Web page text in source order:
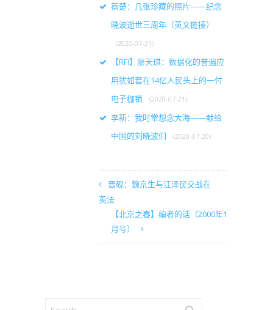
蔡楚：几张珍藏的照片——纪念
晓波逝世三周年（英文链接）
(2020-07-31)
【RFI】廖天琪：数据化的普遍应
用犹如套在14亿人民头上的一付
电子枷锁
(2020-07-21)
李新：我时常想念大海——献给
中国的刘晓波们
(2020-07-20)
晋砚：魏京生与江泽民交战在
英法
【北京之春】编者的话（2000年1
月号）